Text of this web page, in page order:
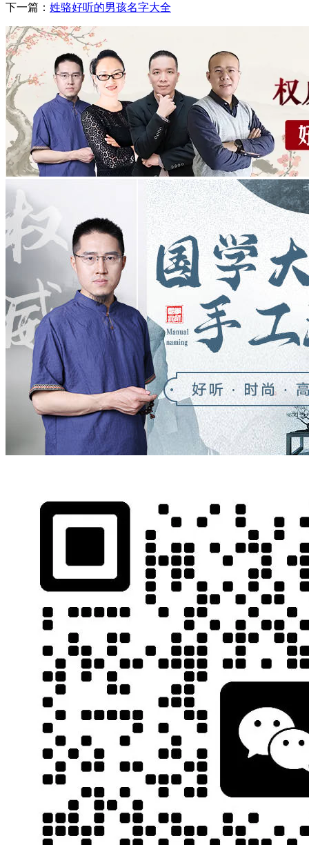
下一篇： 姓骆好听的男孩名字大全